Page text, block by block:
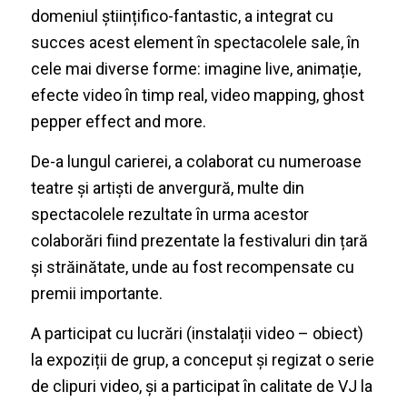
domeniul științifico-fantastic, a integrat cu
succes acest element în spectacolele sale, în
cele mai diverse forme: imagine live, animație,
efecte video în timp real, video mapping, ghost
pepper effect and more.
De-a lungul carierei, a colaborat cu numeroase
teatre și artiști de anvergură, multe din
spectacolele rezultate în urma acestor
colaborări fiind prezentate la festivaluri din țară
și străinătate, unde au fost recompensate cu
premii importante.
A participat cu lucrări (instalații video – obiect)
la expoziții de grup, a conceput și regizat o serie
de clipuri video, și a participat în calitate de VJ la